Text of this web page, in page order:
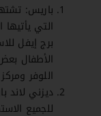
باريس:
التي
برج إيفل
الأطفال
اللوفر
ديزني لاند
للجميع